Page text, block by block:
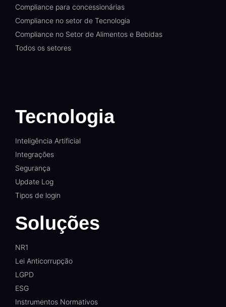
Compliance para concessionárias
Compliance no setor de Tecnologia
Compliance no Setor de Alimentos e Bebidas
Todos os setores
Tecnologia
Inteligência Artificial
Integrações
Segurança
Update Log
Tipos de login
Soluções
NR1
Lei Anticorrupção
LGPD
ESG
Instrumentos Normativos